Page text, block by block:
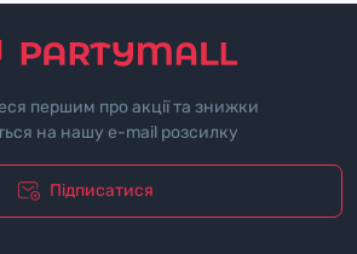
першим про акції та знижки
на нашу e-mail розсилку
Підписатися